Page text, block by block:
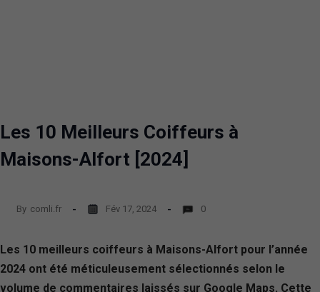
Les 10 Meilleurs Coiffeurs à
Maisons-Alfort [2024]
By comli.fr Fév 17, 2024 0
Les 10 meilleurs coiffeurs à Maisons-Alfort pour l’année
2024 ont été méticuleusement sélectionnés selon le
volume de commentaires laissés sur Google Maps. Cette